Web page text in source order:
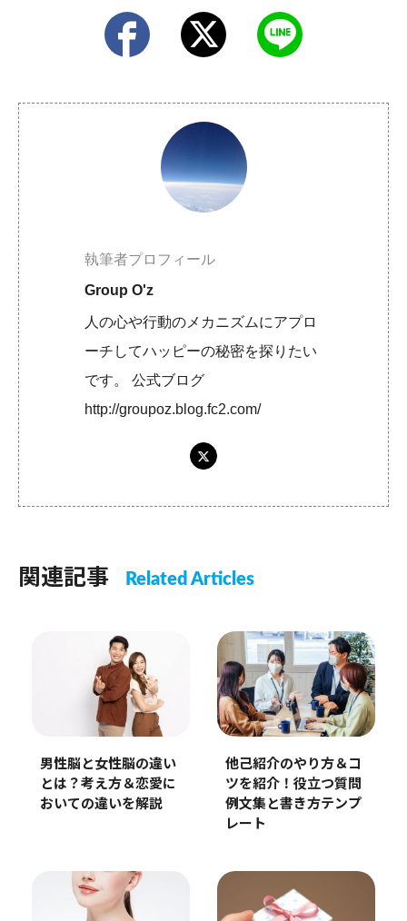
執筆者プロフィール
Group O'z
人の心や行動のメカニズムにアプロ
ーチしてハッピーの秘密を探りたい
です。 公式ブログ
http://groupoz.blog.fc2.com/
関連記事 Related Articles
男性脳と女性脳の違い
とは？考え方＆恋愛に
おいての違いを解説
他己紹介のやり方＆コ
ツを紹介！役立つ質問
例文集と書き方テンプ
レート